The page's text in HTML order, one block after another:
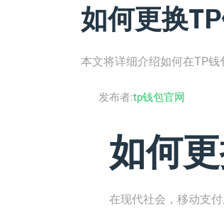
如何更换
本文将详细介绍如何在TP钱
发布者:tp钱包官网
如何
在现代社会，移动支